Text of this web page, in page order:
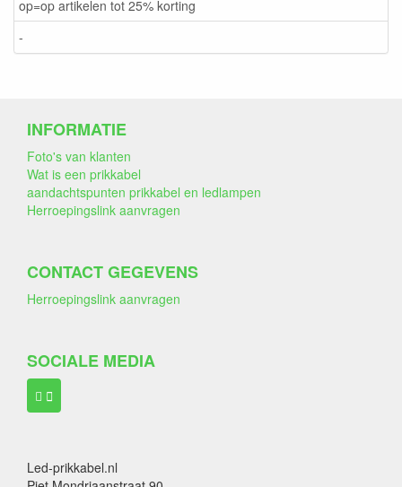
op=op artikelen tot 25% korting
-
INFORMATIE
Foto's van klanten
Wat is een prikkabel
aandachtspunten prikkabel en ledlampen
Herroepingslink aanvragen
CONTACT GEGEVENS
Herroepingslink aanvragen
SOCIALE MEDIA
Led-prikkabel.nl